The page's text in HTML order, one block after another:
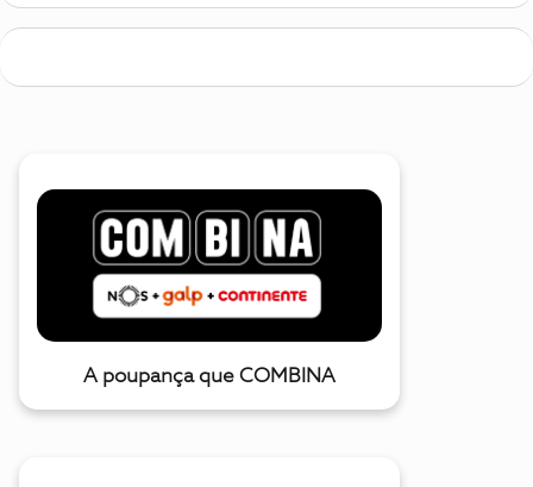
A poupança que COMBINA